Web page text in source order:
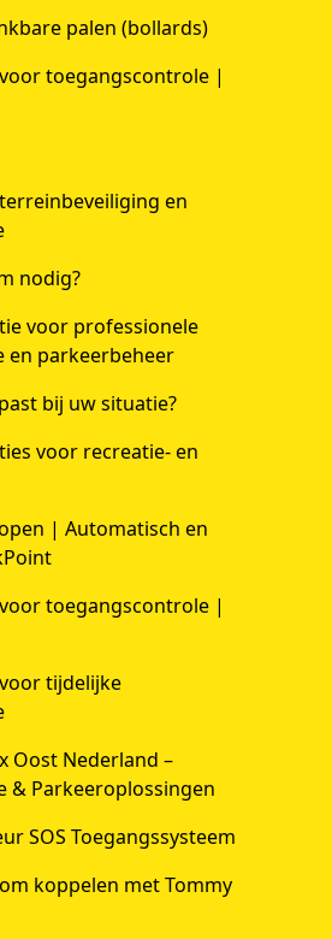
palen (bollards)
toegangscontrole |
en
nodig?
voor professionele
en parkeerbeheer
bij uw situatie?
voor recreatie- en
| Automatisch en
toegangscontrole |
tijdelijke
Oost Nederland –
& Parkeeroplossingen
SOS Toegangssysteem
koppelen met Tommy